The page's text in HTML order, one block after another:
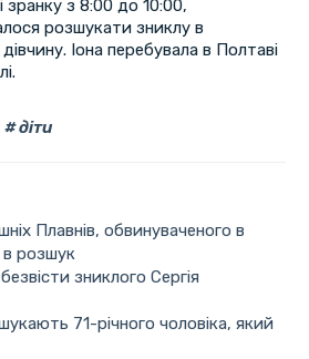
з 8:00 до 10:00,
розшукати зниклу в
Іона перебувала в Полтаві
діти
Плавнів, обвинуваченого в
в розшук
зниклого Сергія
71-річного чоловіка, який